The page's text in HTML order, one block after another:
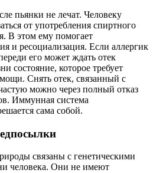
пьянки не лечат. Человеку
от употребления спиртного
В этом ему помогает
и ресоциализация. Если аллергик
его может ждать отек
состояние, которое требует
Снять отек, связанный с
можно через полный отказ
Иммунная система
сама собой.
связаны с генетическими
человека. Они не имеют